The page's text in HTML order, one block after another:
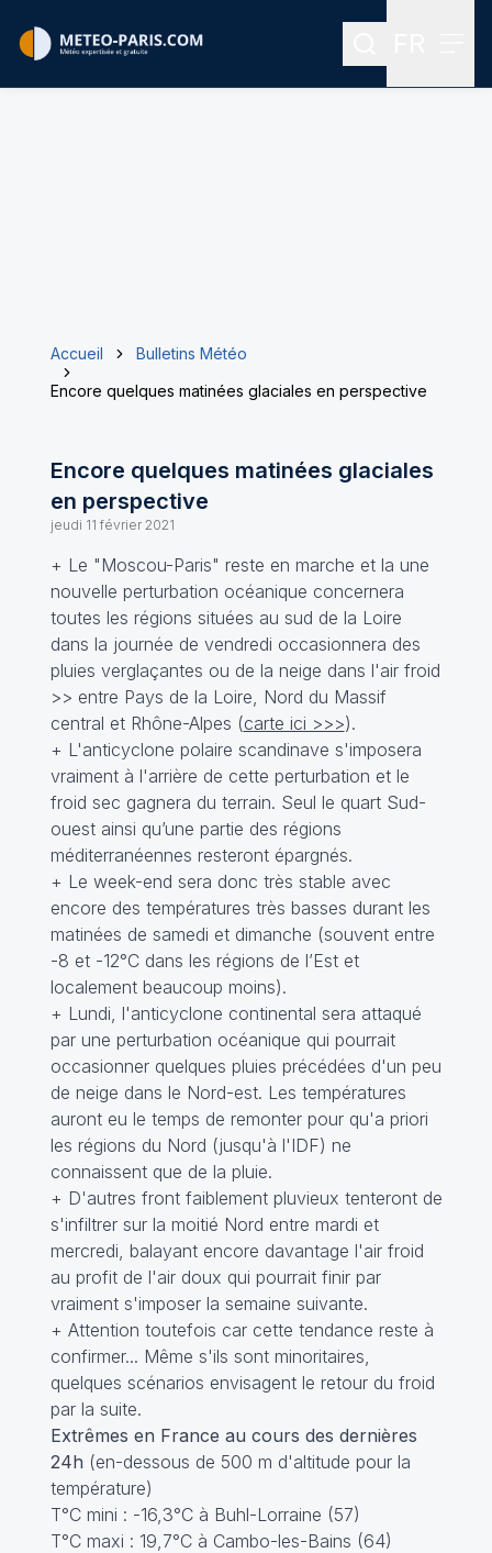
Rechercher
Accueil
Bulletins Météo
Encore quelques matinées glaciales en perspective
Encore quelques matinées glaciales
en perspective
jeudi 11 février 2021
+ Le "Moscou-Paris" reste en marche et la une
nouvelle perturbation océanique concernera
toutes les régions situées au sud de la Loire
dans la journée de vendredi occasionnera des
pluies verglaçantes ou de la neige dans l'air froid
>> entre Pays de la Loire, Nord du Massif
central et Rhône-Alpes (carte ici >>>).
+ L'anticyclone polaire scandinave s'imposera
vraiment à l'arrière de cette perturbation et le
froid sec gagnera du terrain. Seul le quart Sud-
ouest ainsi qu’une partie des régions
méditerranéennes resteront épargnés.
+ Le week-end sera donc très stable avec
encore des températures très basses durant les
matinées de samedi et dimanche (souvent entre
-8 et -12°C dans les régions de l’Est et
localement beaucoup moins).
+ Lundi, l'anticyclone continental sera attaqué
par une perturbation océanique qui pourrait
occasionner quelques pluies précédées d'un peu
de neige dans le Nord-est. Les températures
auront eu le temps de remonter pour qu'a priori
les régions du Nord (jusqu'à l'IDF) ne
connaissent que de la pluie.
+ D'autres front faiblement pluvieux tenteront de
s'infiltrer sur la moitié Nord entre mardi et
mercredi, balayant encore davantage l'air froid
au profit de l'air doux qui pourrait finir par
vraiment s'imposer la semaine suivante.
+ Attention toutefois car cette tendance reste à
confirmer... Même s'ils sont minoritaires,
quelques scénarios envisagent le retour du froid
par la suite.
Extrêmes en France au cours des dernières
24h (en-dessous de 500 m d'altitude pour la
température)
T°C mini : -16,3°C à Buhl-Lorraine (57)
T°C maxi : 19,7°C à Cambo-les-Bains (64)